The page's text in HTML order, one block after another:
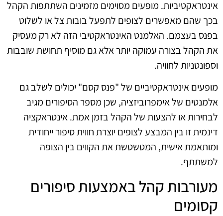
אינטראקטיביות. מופעים מסוימים מזמינים השתתפות הקהל
בכך שהם מאפשרים לצופים לתפעל בובות צל או לשלוט
בפנס בעצמם. האלמנט האינטראקטיבי הזה לא רק מעסיק
את הקהל בצורה עמוקה יותר אלא גם מוסיף תחושת שובבות
וספונטניות לחוויה.
מופעים אינטראקטיביים של "פנס קסם" יכולים לשלב גם
אלמנטים של אימפרוביזציה, שכן מספר הסיפורים מגיב
לבחירות או להצעות של הקהל בזמן אמת. אינטראקציה
דינמית זו בין המבצע לצופים יוצרת חווית סיפור ייחודית
ומותאמת אישית, המטשטשת את הקווים בין הצופה
למשתתף.
מעורבות קהל באמצעות סיפורים
קסומים